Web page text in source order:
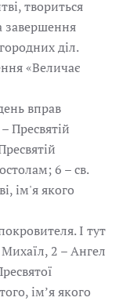
твориться
завершення
діл.
«Величає
вправ
Пресвятій
6 – св.
ім'я якого
І тут
2 – Ангел
ім’я якого